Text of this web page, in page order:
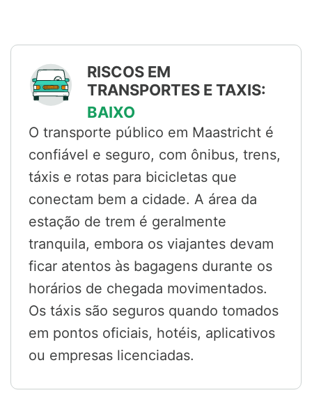
RISCOS EM
TRANSPORTES E TAXIS:
BAIXO
O transporte público em Maastricht é
confiável e seguro, com ônibus, trens,
táxis e rotas para bicicletas que
conectam bem a cidade. A área da
estação de trem é geralmente
tranquila, embora os viajantes devam
ficar atentos às bagagens durante os
horários de chegada movimentados.
Os táxis são seguros quando tomados
em pontos oficiais, hotéis, aplicativos
ou empresas licenciadas.